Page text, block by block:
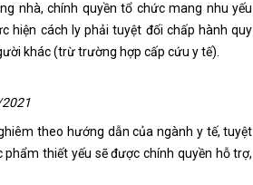
nhà, chính quyền tổ chức mang nhu yếu
hiện cách ly phải tuyệt đối chấp hành quy
khác (trừ trường hợp cấp cứu y tế).
2021
theo hướng dẫn của ngành y tế, tuyệt
thiết yếu sẽ được chính quyền hỗ trợ,